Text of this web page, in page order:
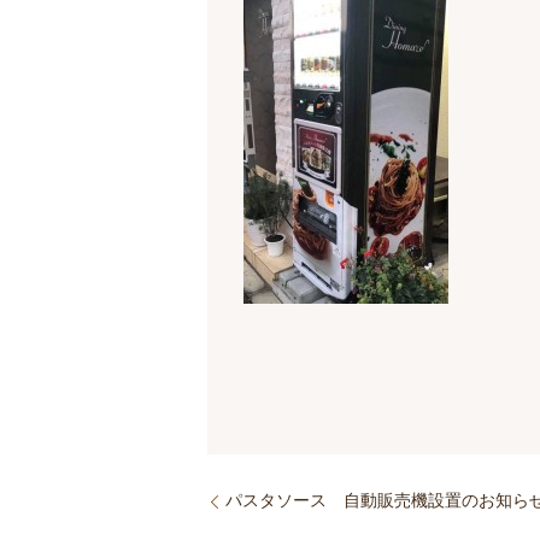
パスタソース 自動販売機設置のお知ら